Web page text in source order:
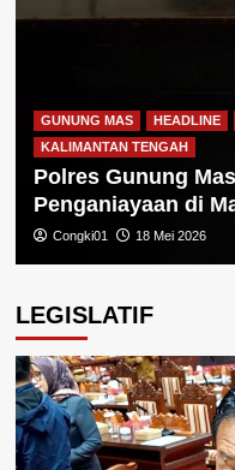
GUNUNG MAS HEADLINE
KALIMANTAN TENGAH
Polres Gunung
Penganiayaan di
Congki01 18 Mei 2026
LEGISLATIF